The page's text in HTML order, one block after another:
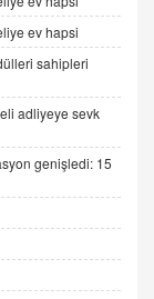
Etse...
ev hapsi
sahipleri
adliyeye sevk
genişledi: 15